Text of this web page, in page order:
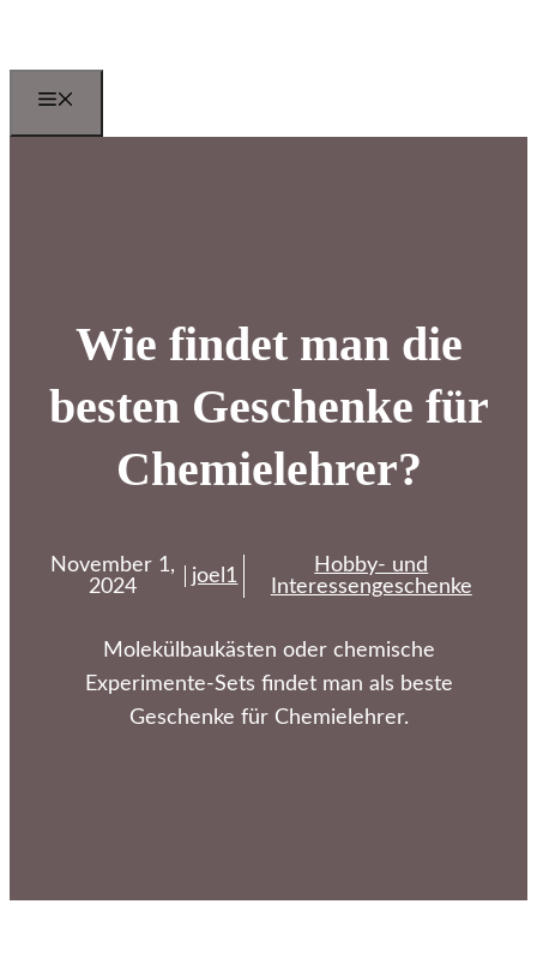
springen
Wie findet man die
besten Geschenke für
Chemielehrer?
November 1,
2024
joel1
Hobby- und
Interessengeschenke
Molekülbaukästen oder chemische
Experimente-Sets findet man als beste
Geschenke für Chemielehrer.